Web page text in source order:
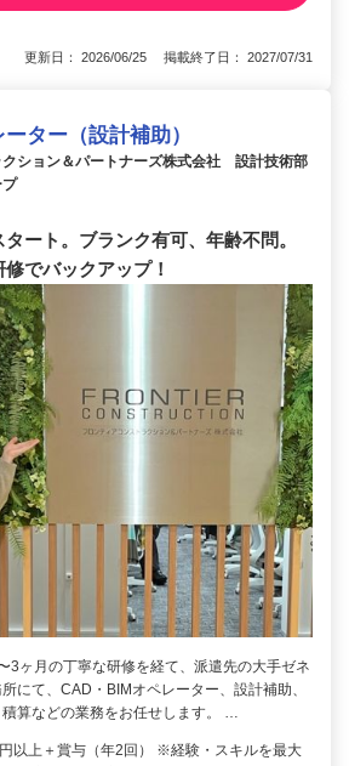
更新日： 2026/06/25 掲載終了日： 2027/07/31
ター（設計補助）
クション＆パートナーズ株式会社 設計技術部
ート。ブランク有可、年齢不問。
でバックアップ！
3ヶ月の丁寧な研修を経て、派遣先の大手ゼネ
にて、CAD・BIMオペレーター、設計補助、
算などの業務をお任せします。 …
以上＋賞与（年2回） ※経験・スキルを最大